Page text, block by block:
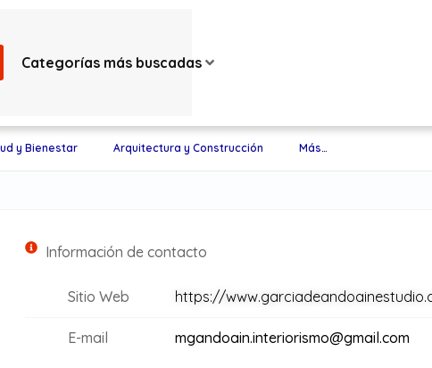
Categorías más buscadas
y Bienestar Arquitectura y Construcción Más…
Información de contacto
Sitio Web https://
E-mail mgandoain.interiorismo@gmail.com